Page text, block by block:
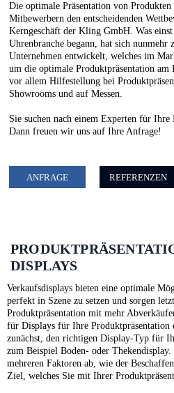
Die optimale Präsentation von
Mitbewerbern den entscheidenden
Kerngeschäft der Kling GmbH. Was
Uhrenbranche begann, hat sich nunmehr
Unternehmen entwickelt, welches im
um die optimale Produktpräsentation
vor allem Hilfestellung bei
Showrooms und auf Messen.
Sie suchen nach einem Experten für Ihre
Dann freuen wir uns auf Ihre Anfrage!
ANFRAGE REFERENZEN
DISPLAYS
Verkaufsdisplays bieten eine optimale
perfekt in Szene zu setzen und sorgen
Produktpräsentation mit mehr
für Displays für Ihre Produktpräsentation
zunächst, den richtigen Display-Typ für
zum Beispiel Boden- oder
mehreren Faktoren ab, wie der
Ziel, welches Sie mit Ihrer